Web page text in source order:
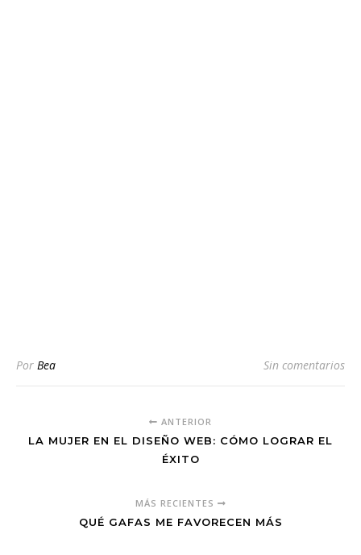
Por Bea Sin comentarios
ANTERIOR
LA MUJER EN EL DISEÑO WEB: CÓMO LOGRAR EL
ÉXITO
MÁS RECIENTES
QUÉ GAFAS ME FAVORECEN MÁS